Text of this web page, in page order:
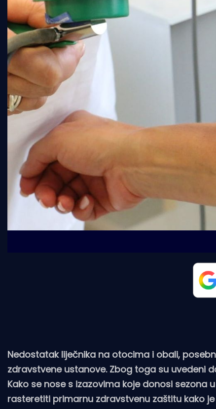
Nedostatak liječnika na otocima i obali,
zdravstvene ustanove. Zbog toga su uvedeni
Kako se nose s izazovima koje donosi
rasteretiti primarnu zdravstvenu zaštitu kako